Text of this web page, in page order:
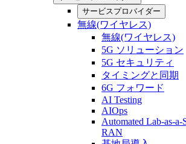
サービスプロバイダー
無線(ワイヤレス)
無線(ワイヤレス)
5G ソリューション
5G セキュリティ
タイミングと同期
6G フォワード
AI Testing
AIOps
Automated Lab-as-a-
RAN